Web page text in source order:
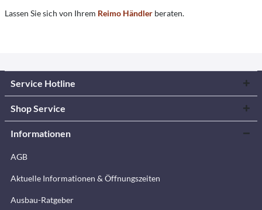
Lassen Sie sich von Ihrem Reimo Händler beraten.
Service Hotline
Shop Service
Informationen
AGB
Aktuelle Informationen & Öffnungszeiten
Ausbau-Ratgeber